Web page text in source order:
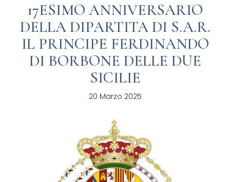
17ESIMO ANNIVERSARIO
DELLA DIPARTITA DI S.A.R.
IL PRINCIPE FERDINANDO
DI BORBONE DELLE DUE
SICILIE
20 Marzo 2025